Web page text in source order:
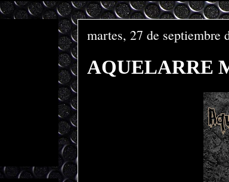
martes, 27 de septiembre
AQUELARRE